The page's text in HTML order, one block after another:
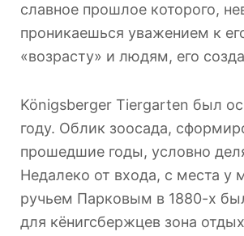
славное прошлое которого,
проникаешься уважением к
«возрасту» и людям, его
Königsberger Tiergarten был
году. Облик зоосада,
прошедшие годы, условно
Недалеко от входа, с места у
ручьем Парковым в 1880-х
для кёнигсбержцев зона